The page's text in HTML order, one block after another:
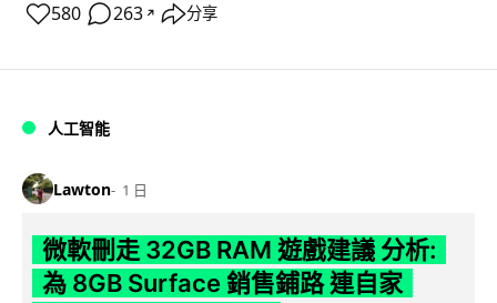
580 263 ↗ 分享
人工智能
Lawton 1 日
微軟刪走 32GB RAM 遊戲建議 分析:
為 8GB Surface 銷售鋪路 連自家